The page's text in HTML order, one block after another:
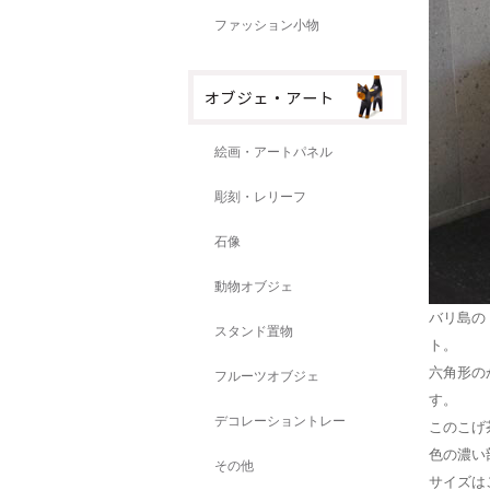
ファッション小物
絵画・アートパネル
彫刻・レリーフ
石像
動物オブジェ
スタンド置物
フルーツオブジェ
デコレーショントレー
その他
バリ島
ト。
六角形
す。
このこ
色の濃い
サイズは